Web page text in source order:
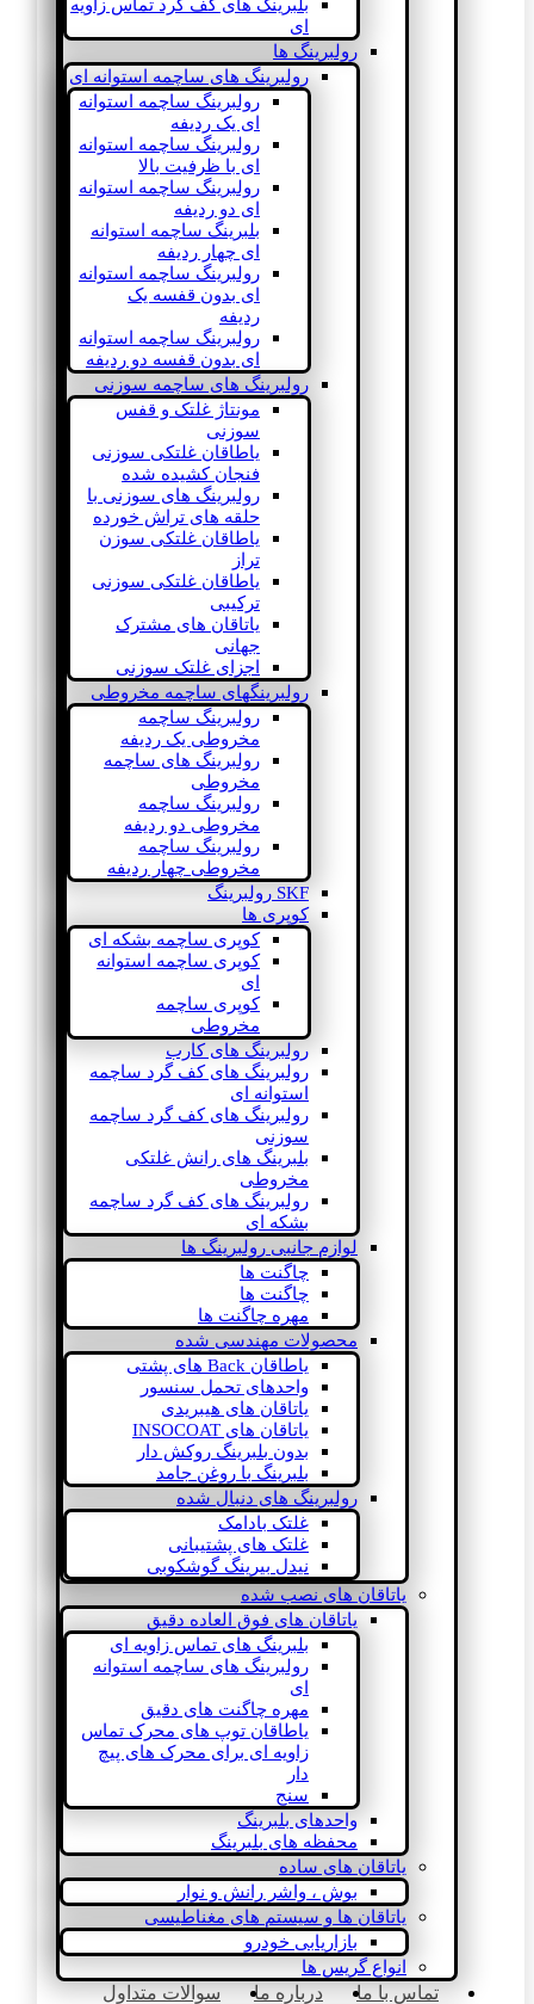
بلبرینگ های کف گرد تماس زاویه
ای
رولبرینگ ها
رولبرینگ های ساچمه استوانه ای
رولبرینگ ساچمه استوانه
ای یک ردیفه
رولبرینگ ساچمه استوانه
ای با ظرفیت بالا
رولبرینگ ساچمه استوانه
ای دو ردیفه
بلبرینگ ساچمه استوانه
ای چهار ردیفه
رولبرینگ ساچمه استوانه
ای بدون قفسه یک
ردیفه
رولبرینگ ساچمه استوانه
ای بدون قفسه دو ردیفه
رولبرینگ های ساچمه سوزنی
مونتاژ غلتک و قفس
سوزنی
یاطاقان غلتکی سوزنی
فنجان کشیده شده
رولبرینگ های سوزنی با
حلقه های تراش خورده
یاطاقان غلتکی سوزن
تراز
یاطاقان غلتکی سوزنی
ترکیبی
یاتاقان های مشترک
جهانی
اجزای غلتک سوزنی
رولبرینگهای ساچمه مخروطی
رولبرینگ ساچمه
مخروطی یک ردیفه
رولبرینگ های ساچمه
مخروطی
رولبرینگ ساچمه
مخروطی دو ردیفه
رولبرینگ ساچمه
مخروطی چهار ردیفه
SKF رولبرینگ
کوپری ها
کوپری ساچمه بشکه ای
کوپری ساچمه استوانه
ای
کوپری ساچمه
مخروطی
رولبرینگ های کارب
رولبرینگ های کف گرد ساچمه
استوانه ای
رولبرینگ های کف گرد ساچمه
سوزنی
بلبرینگ های رانش غلتکی
مخروطی
رولبرینگ های کف گرد ساچمه
بشکه ای
لوازم جانبی رولبرینگ ها
چاگنت ها
چاگنت ها
مهره چاگنت ها
محصولات مهندسی شده
یاطاقان Back های پشتی
واحدهای تحمل سنسور
یاتاقان های هیبریدی
یاتاقان های INSOCOAT
بدون بلبرینگ روکش دار
بلبرینگ با روغن جامد
رولبرینگ های دنبال شده
غلتک بادامک
غلتک های پشتیبانی
نیدل بیرینگ گوشکوبی
یاتاقان های نصب شده
یاتاقان های فوق العاده دقیق
بلبرینگ های تماس زاویه ای
رولبرینگ های ساچمه استوانه
ای
مهره چاگنت های دقیق
یاطاقان توپ های محرک تماس
زاویه ای برای محرک های پیچ
دار
سنج
واحدهای بلبرینگ
محفظه های بلبرینگ
یاتاقان های ساده
بوش ، واشر رانش و نوار
یاتاقان ها و سیستم های مغناطیسی
بازاریابی خودرو
انواع گریس ها
تماس با ما درباره ما
سوالات متداول